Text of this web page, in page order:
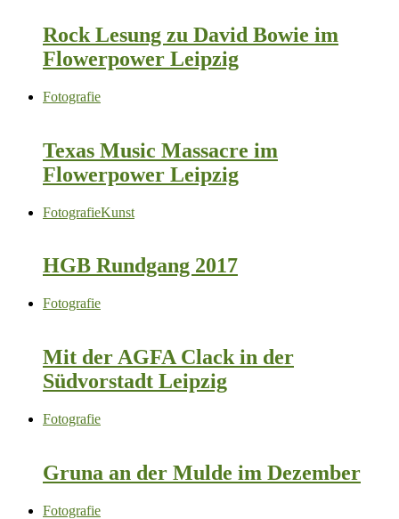
Rock Lesung zu David Bowie im
Flowerpower Leipzig
Fotografie
Texas Music Massacre im
Flowerpower Leipzig
FotografieKunst
HGB Rundgang 2017
Fotografie
Mit der AGFA Clack in der
Südvorstadt Leipzig
Fotografie
Gruna an der Mulde im Dezember
Fotografie